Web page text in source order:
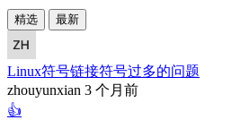
精选 最新
Linux符号链接符号过多的问题
zhouyunxian 3 个月前
👍